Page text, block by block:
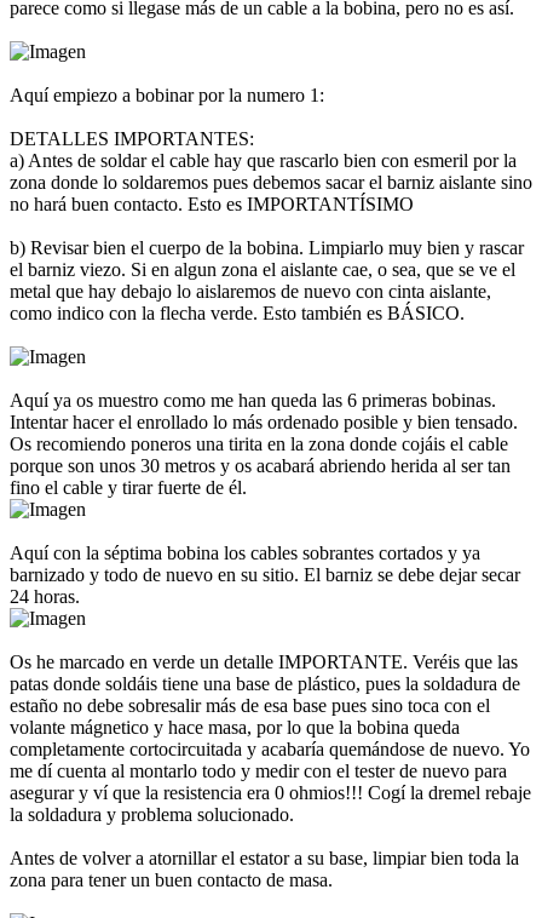
parece como si llegase más de un cable a la bobina, pero no es así.
Aquí empiezo a bobinar por la numero 1:
DETALLES IMPORTANTES:
a) Antes de soldar el cable hay que rascarlo bien con esmeril por la
zona donde lo soldaremos pues debemos sacar el barniz aislante sino
no hará buen contacto. Esto es IMPORTANTÍSIMO
b) Revisar bien el cuerpo de la bobina. Limpiarlo muy bien y rascar
el barniz viezo. Si en algun zona el aislante cae, o sea, que se ve el
metal que hay debajo lo aislaremos de nuevo con cinta aislante,
como indico con la flecha verde. Esto también es BÁSICO.
Aquí ya os muestro como me han queda las 6 primeras bobinas.
Intentar hacer el enrollado lo más ordenado posible y bien tensado.
Os recomiendo poneros una tirita en la zona donde cojáis el cable
porque son unos 30 metros y os acabará abriendo herida al ser tan
fino el cable y tirar fuerte de él.
Aquí con la séptima bobina los cables sobrantes cortados y ya
barnizado y todo de nuevo en su sitio. El barniz se debe dejar secar
24 horas.
Os he marcado en verde un detalle IMPORTANTE. Veréis que las
patas donde soldáis tiene una base de plástico, pues la soldadura de
estaño no debe sobresalir más de esa base pues sino toca con el
volante mágnetico y hace masa, por lo que la bobina queda
completamente cortocircuitada y acabaría quemándose de nuevo. Yo
me dí cuenta al montarlo todo y medir con el tester de nuevo para
asegurar y ví que la resistencia era 0 ohmios!!! Cogí la dremel rebaje
la soldadura y problema solucionado.
Antes de volver a atornillar el estator a su base, limpiar bien toda la
zona para tener un buen contacto de masa.